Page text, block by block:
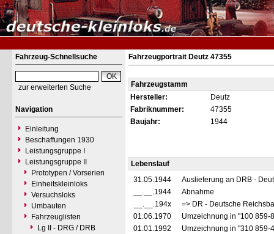
Fahrzeug-Schnellsuche
zur erweiterten Suche
Navigation
Einleitung
Beschaffungen 1930
Leistungsgruppe I
Leistungsgruppe II
Prototypen / Vorserien
Einheitskleinloks
Versuchsloks
Umbauten
Fahrzeuglisten
Lg II - DRG / DRB
Fahrzeugportrait Deutz 47355
Fahrzeugstamm
Hersteller:
Deutz
Fabriknummer:
47355
Baujahr:
1944
Lebenslauf
31.05.1944
Auslieferung an DRB -
__.__.1944
Abnahme
__.__.194x
=> DR - Deutsche
01.06.1970
Umzeichnung in "100 859-
01.01.1992
Umzeichnung in "310 859-